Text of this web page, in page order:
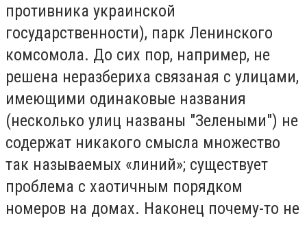
противника украинской
государственности), парк Ленинского
комсомола. До сих пор, например, не
решена неразбериха связаная с улицами,
имеющими одинаковые названия
(несколько улиц названы "Зелеными") не
содержат никакого смысла множество
так называемых «линий»; существует
проблема с хаотичным порядком
номеров на домах. Наконец почему-то не